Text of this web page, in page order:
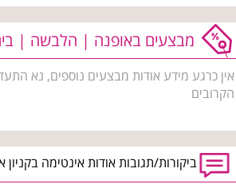
מבצעים באופנה | הלבשה |
אין כרגע מידע אודות מבצעים נוספים, נא
הקרובים
ביקורות/תגובות אודות אינטימה בקניון